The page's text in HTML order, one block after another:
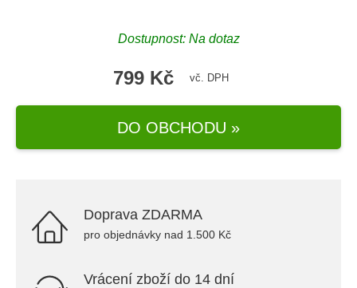
Dostupnost: Na dotaz
799 Kč vč. DPH
DO OBCHODU »
Doprava ZDARMA
pro objednávky nad 1.500 Kč
Vrácení zboží do 14 dní